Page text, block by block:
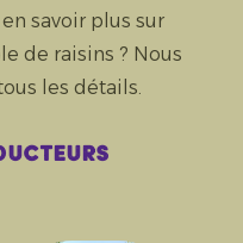
savoir plus sur
de raisins ? Nous
les détails.